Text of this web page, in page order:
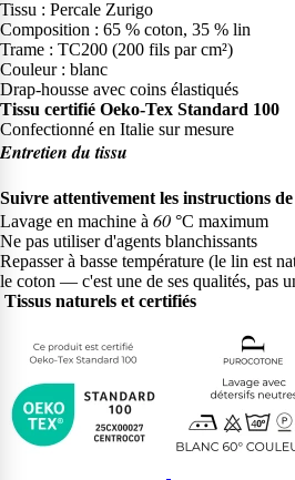
Tissu : Percale Zurigo
Composition : 65 % coton, 35 % lin
Trame : TC200 (200 fils par cm²)
Couleur : blanc
Drap-housse avec coins élastiqués
Tissu certifié Oeko-Tex Standard 100
Confectionné en Italie sur mesure
Entretien du tissu
Suivre attentivement les instructions de
Lavage en machine à 60 °C maximum
Ne pas utiliser d'agents blanchissants
Repasser à basse température (le lin est
le coton — c'est une de ses qualités, pas
Tissus naturels et certifiés